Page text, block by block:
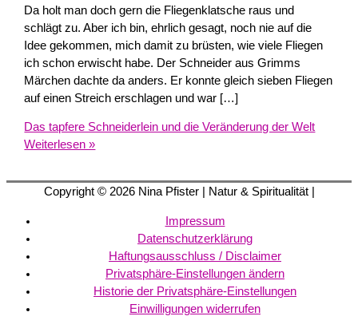
Da holt man doch gern die Fliegenklatsche raus und
schlägt zu. Aber ich bin, ehrlich gesagt, noch nie auf die
Idee gekommen, mich damit zu brüsten, wie viele Fliegen
ich schon erwischt habe. Der Schneider aus Grimms
Märchen dachte da anders. Er konnte gleich sieben Fliegen
auf einen Streich erschlagen und war […]
Das tapfere Schneiderlein und die Veränderung der Welt
Weiterlesen »
Copyright © 2026 Nina Pfister| Natur & Spiritualität |
Impressum
Datenschutzerklärung
Haftungsausschluss / Disclaimer
Privatsphäre-Einstellungen ändern
Historie der Privatsphäre-Einstellungen
Einwilligungen widerrufen